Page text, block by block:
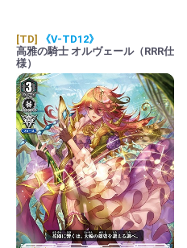
[TD]
《V-TD12》
高雅の騎士 オルヴェール（RRR仕
様）